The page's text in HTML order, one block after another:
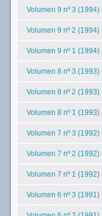
Volumen 9 nº 3 (1994)
Volumen 9 nº 2 (1994)
Volumen 9 nº 1 (1994)
Volumen 8 nº 3 (1993)
Volumen 8 nº 2 (1993)
Volumen 8 nº 1 (1993)
Volumen 7 nº 3 (1992)
Volumen 7 nº 2 (1992)
Volumen 7 nº 1 (1992)
Volumen 6 nº 3 (1991)